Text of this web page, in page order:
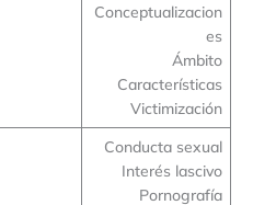
Conceptualizacion
es
Ámbito
Características
Victimización
Conducta sexual
Interés lascivo
Pornografía